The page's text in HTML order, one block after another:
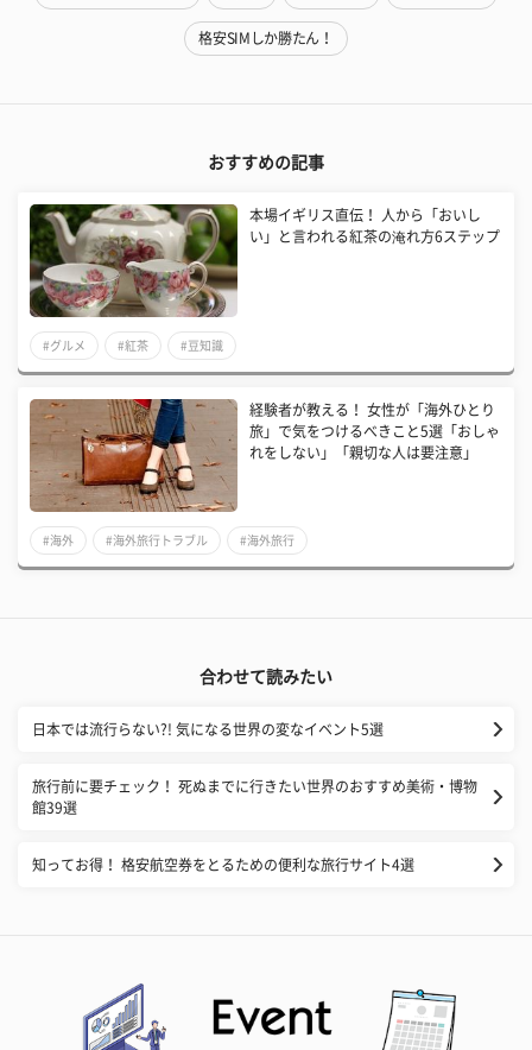
格安SIMしか勝たん！
おすすめの記事
本場イギリス直伝！ 人から「おいし
い」と言われる紅茶の淹れ方6ステップ
#グルメ #紅茶 #豆知識
経験者が教える！ 女性が「海外ひとり
旅」で気をつけるべきこと5選「おしゃ
れをしない」「親切な人は要注意」
#海外 #海外旅行トラブル #海外旅行
合わせて読みたい
日本では流行らない?! 気になる世界の変なイベント5選
旅行前に要チェック！ 死ぬまでに行きたい世界のおすすめ美術・博物
館39選
知ってお得！ 格安航空券をとるための便利な旅行サイト4選